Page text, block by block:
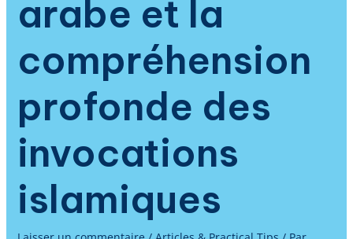
arabe et la
compréhension
profonde des
invocations
islamiques